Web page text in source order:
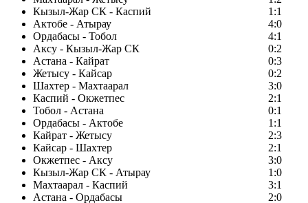
Кызыл-Жар СК - Каспий
1:1
Актобе - Атырау
4:0
Ордабасы - Тобол
4:1
Аксу - Кызыл-Жар СК
0:2
Астана - Кайрат
0:3
Жетысу - Кайсар
0:2
Шахтер - Махтаарал
3:0
Каспий - Окжетпес
2:1
Тобол - Астана
0:1
Ордабасы - Актобе
1:1
Кайрат - Жетысу
2:3
Кайсар - Шахтер
2:1
Окжетпес - Аксу
3:0
Кызыл-Жар СК - Атырау
1:0
Махтаарал - Каспий
3:1
Астана - Ордабасы
2:0